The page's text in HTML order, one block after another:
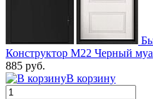
Конструктор М22 Черный
885 руб.
В корзину